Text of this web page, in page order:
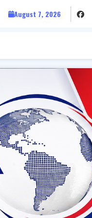
August 7, 2026